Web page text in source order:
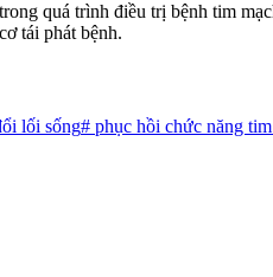
quá trình điều trị bệnh tim
tái phát bệnh.
lối sống# phục hồi chức năng